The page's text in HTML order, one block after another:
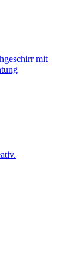
mit